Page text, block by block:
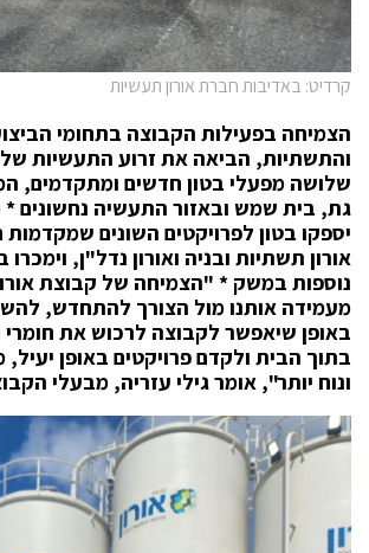
קרדיט: באדיבות חברת אורון תעשיות
הצמיחה בפעילות הקבוצה בתחומי
והתשתיות, הביאה את זרוע התעשיות
שלושה מפעלי בטון חדשים ומתקדמים,
גת, בית שמש ובאזור התעשיה נחשונים
יספקו בטון לפרויקטים השונים
אורון תשתיות ובניה ואורון נדל"ן, וימכרו
נוספות במשק * "הצמיחה של קבוצת
מעמידה אותנו מול הצורך להתחדש,
באופן שיאפשר לקבוצה לרכוש את חומרי
בתוך הבית ולקדם פרויקטים באופן יעיל,
ונוח יותר", אומר גילי עזריה, מבעלי